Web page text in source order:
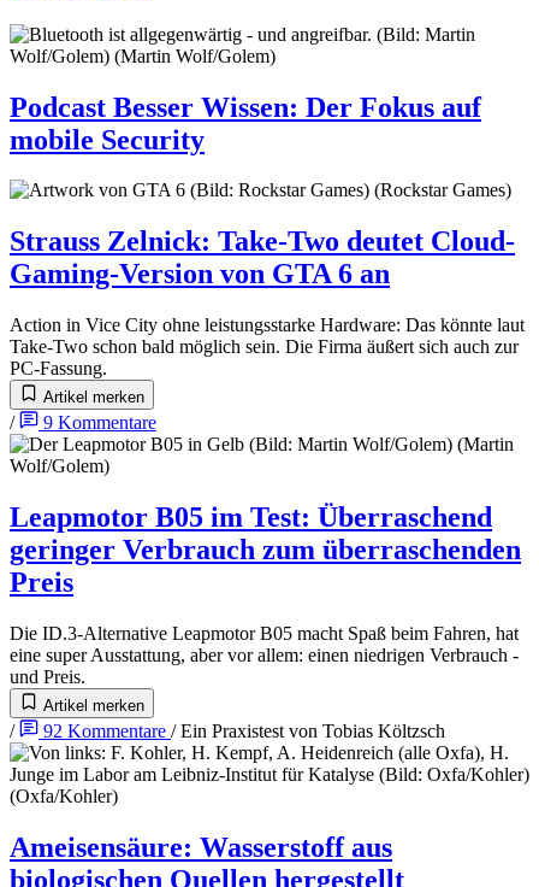
Podcast Besser Wissen: Der Fokus auf
mobile Security
Strauss Zelnick: Take-Two deutet Cloud-
Gaming-Version von GTA 6 an
Action in Vice City ohne leistungsstarke Hardware: Das könnte laut
Take-Two schon bald möglich sein. Die Firma äußert sich auch zur
PC-Fassung.
Artikel merken
/ 9 Kommentare
Leapmotor B05 im Test: Überraschend
geringer Verbrauch zum überraschenden
Preis
Die ID.3-Alternative Leapmotor B05 macht Spaß beim Fahren, hat
eine super Ausstattung, aber vor allem: einen niedrigen Verbrauch -
und Preis.
Artikel merken
/ 92 Kommentare / Ein Praxistest von Tobias Költzsch
Ameisensäure: Wasserstoff aus
biologischen Quellen hergestellt